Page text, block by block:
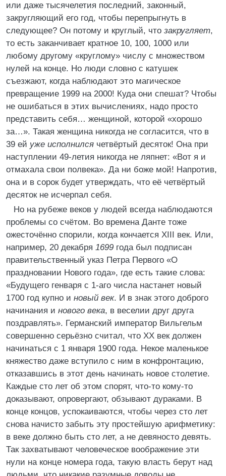
или даже тысячелетия последний, законный,
закругляющий его год, чтобы перепрыгнуть в
следующее? Он потому и круглый, что закругляет,
то есть заканчивает кратное 10, 100, 1000 или
любому другому «круглому» числу с множеством
нулей на конце. Но люди словно с катушек
съезжают, когда наблюдают это магическое
превращение 1999 на 2000! Куда они спешат? Чтобы
не ошибаться в этих вычислениях, надо просто
представить себя… женщиной, которой «хорошо
за…». Такая женщина никогда не согласится, что в
39 ей уже исполнился четвёртый десяток! Она при
наступлении 49-летия никогда не ляпнет: «Вот я и
отмахала свои полвека». Да ни боже мой! Напротив,
она и в сорок будет утверждать, что её четвёртый
десяток не исчерпал себя.
Но на рубеже веков у людей всегда наблюдаются
проблемы со счётом. Во времена Данте тоже
ожесточённо спорили, когда кончается XIII век. Или,
например, 20 декабря 1699 года был подписан
правительственный указ Петра Первого «О
праздновании Нового года», где есть такие слова:
«Будущего генваря с 1-аго числа настанет новый
1700 год купно и новый век. И в знак этого доброго
начинания и нового века, в веселии друг друга
поздравлять». Германский император Вильгельм
совершенно серьёзно считал, что XX век должен
начинаться с 1 января 1900 года. Некое маленькое
княжество даже вступило с ним в конфронтацию,
отказавшись в этот день начинать новое столетие.
Каждые сто лет об этом спорят, что-то кому-то
доказывают, опровергают, обзывают дураками. В
конце концов, успокаиваются, чтобы через сто лет
снова начисто забыть эту простейшую арифметику:
в веке должно быть сто лет, а не девяносто девять.
Так захватывают человеческое воображение эти
нули на конце номера года, такую власть берут над